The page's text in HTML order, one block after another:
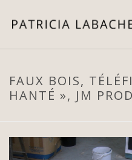
FAUX BOIS,
HANTÉ », JM